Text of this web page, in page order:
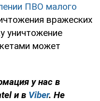
ПВО малого
вражеских
уничтожение
может
у нас в
и в Viber. Не